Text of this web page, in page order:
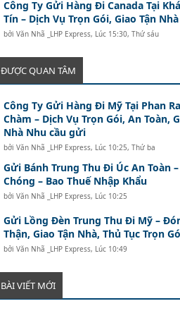
Công Ty Gửi Hàng Đi Canada Tại
Tín – Dịch Vụ Trọn Gói, Giao Tận Nhà
bởi Văn Nhã _LHP Express, Lúc 15:30, Thứ sáu
ĐƯỢC QUAN TÂM
Công Ty Gửi Hàng Đi Mỹ Tại Phan
Chàm – Dịch Vụ Trọn Gói, An Toàn,
Nhà Nhu cầu gửi
bởi Văn Nhã _LHP Express, Lúc 10:25, Thứ ba
Gửi Bánh Trung Thu Đi Úc An Toàn
Chóng – Bao Thuế Nhập Khẩu
bởi Văn Nhã _LHP Express, Lúc 10:25
Gửi Lồng Đèn Trung Thu Đi Mỹ –
Thận, Giao Tận Nhà, Thủ Tục Trọn
bởi Văn Nhã _LHP Express, Lúc 10:49
BÀI VIẾT MỚI